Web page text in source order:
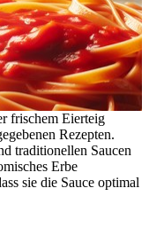
frischem Eierteig
Rezepten.
traditionellen Saucen
Erbe
sie die Sauce optimal